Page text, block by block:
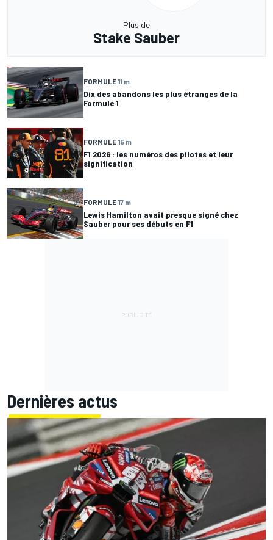
Plus de
Stake Sauber
FORMULE 11 m
Dix des abandons les plus étranges de la
Formule 1
FORMULE 15 m
F1 2026 : les numéros des pilotes et leur
signification
FORMULE 17 m
Lewis Hamilton avait presque signé chez
Sauber pour ses débuts en F1
Dernières actus